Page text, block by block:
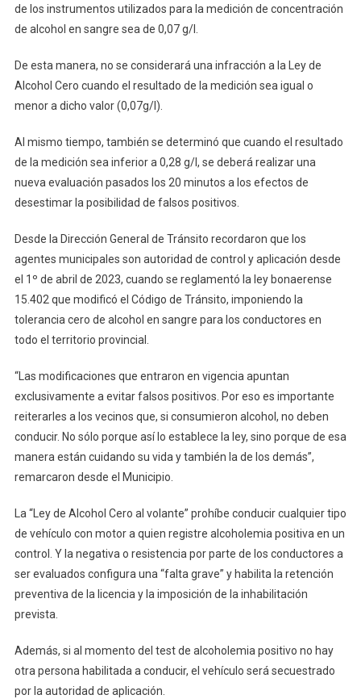
de los instrumentos utilizados para la medición de concentración
de alcohol en sangre sea de 0,07 g/l.
De esta manera, no se considerará una infracción a la Ley de
Alcohol Cero cuando el resultado de la medición sea igual o
menor a dicho valor (0,07g/l).
Al mismo tiempo, también se determinó que cuando el resultado
de la medición sea inferior a 0,28 g/l, se deberá realizar una
nueva evaluación pasados los 20 minutos a los efectos de
desestimar la posibilidad de falsos positivos.
Desde la Dirección General de Tránsito recordaron que los
agentes municipales son autoridad de control y aplicación desde
el 1º de abril de 2023, cuando se reglamentó la ley bonaerense
15.402 que modificó el Código de Tránsito, imponiendo la
tolerancia cero de alcohol en sangre para los conductores en
todo el territorio provincial.
“Las modificaciones que entraron en vigencia apuntan
exclusivamente a evitar falsos positivos. Por eso es importante
reiterarles a los vecinos que, si consumieron alcohol, no deben
conducir. No sólo porque así lo establece la ley, sino porque de esa
manera están cuidando su vida y también la de los demás”,
remarcaron desde el Municipio.
La “Ley de Alcohol Cero al volante” prohíbe conducir cualquier tipo
de vehículo con motor a quien registre alcoholemia positiva en un
control. Y la negativa o resistencia por parte de los conductores a
ser evaluados configura una “falta grave” y habilita la retención
preventiva de la licencia y la imposición de la inhabilitación
prevista.
Además, si al momento del test de alcoholemia positivo no hay
otra persona habilitada a conducir, el vehículo será secuestrado
por la autoridad de aplicación.